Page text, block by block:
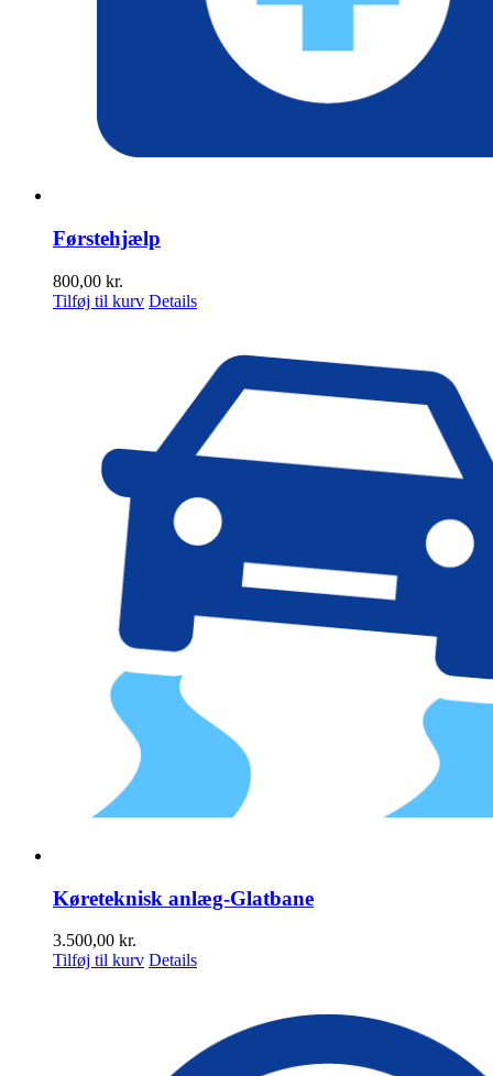
Førstehjælp
800,00 kr.
Tilføj til kurv Details
Køreteknisk anlæg-Glatbane
3.500,00 kr.
Tilføj til kurv Details